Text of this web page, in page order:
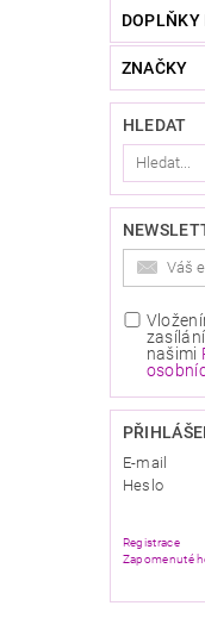
DOPLŇKY
ZNAČKY
HLEDAT
našimi
E-mail
Heslo
Registrace
Zapomenuté